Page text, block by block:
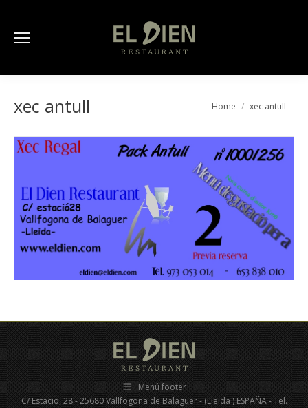
xec antull You are here:
Home xec antull
Menú footer
C/ Estacio, 28 - 25680 Vallfogona de Balaguer - (Lleida ) ESPAÑA - Tel.